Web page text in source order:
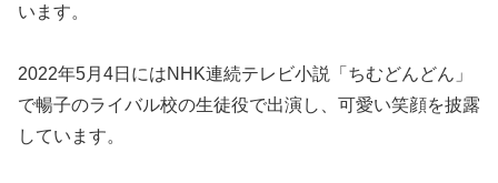
います。
2022年5月4日にはNHK連続テレビ小説「ちむどんどん」
で暢子のライバル校の生徒役で出演し、可愛い笑顔を披露
しています。